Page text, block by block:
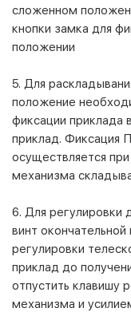
сложенном
кнопки замка для
положении
5. Для
положение
фиксации приклада
приклад. Фиксация
осуществляется
механизма
6. Для регулировки
винт
регулировки
приклад до
отпустить клавишу
механизма и